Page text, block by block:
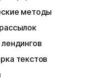
методы
текстов